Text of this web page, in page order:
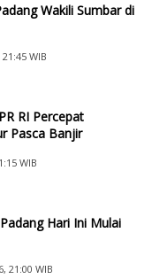
Wakili Sumbar di
WIB
RI Percepat
Pasca Banjir
WIB
Hari Ini Mulai
21:00 WIB